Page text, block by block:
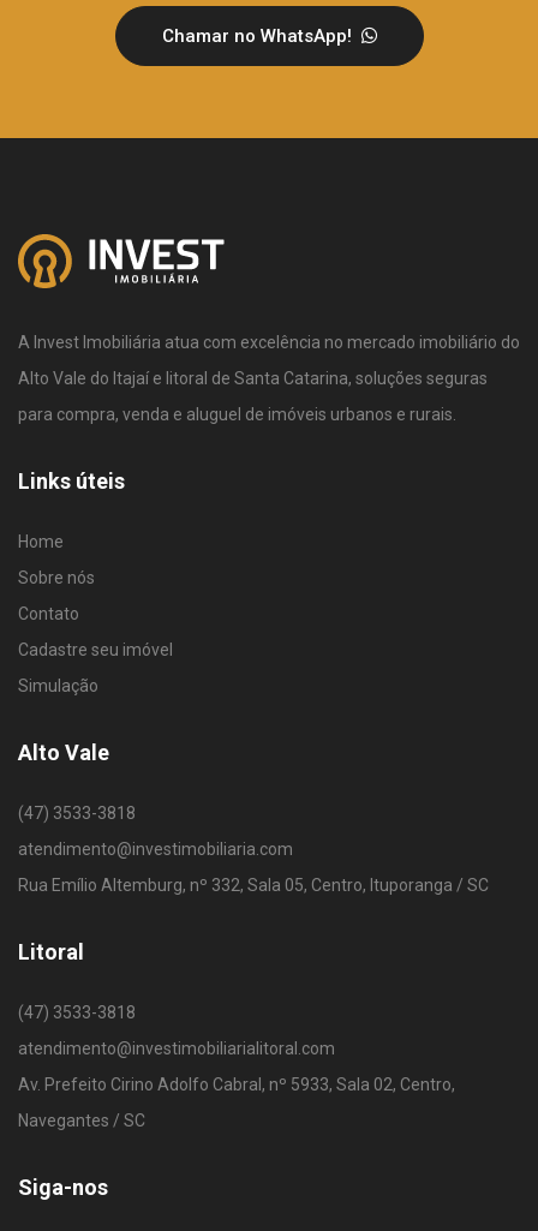
Chamar no WhatsApp!
A Invest Imobiliária atua com excelência no mercado imobiliário do
Alto Vale do Itajaí e litoral de Santa Catarina, soluções seguras
para compra, venda e aluguel de imóveis urbanos e rurais.
Links úteis
Home
Sobre nós
Contato
Cadastre seu imóvel
Simulação
Alto Vale
(47) 3533-3818
atendimento@investimobiliaria.com
Rua Emílio Altemburg, nº 332, Sala 05, Centro, Ituporanga / SC
Litoral
(47) 3533-3818
atendimento@investimobiliarialitoral.com
Av. Prefeito Cirino Adolfo Cabral, nº 5933, Sala 02, Centro,
Navegantes / SC
Siga-nos